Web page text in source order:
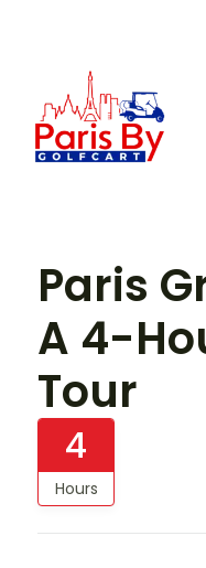
Paris
A 4-
Tour
4
Hours